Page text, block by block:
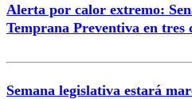
Alerta por calor extremo:
Temprana Preventiva en tres
Semana legislativa estará